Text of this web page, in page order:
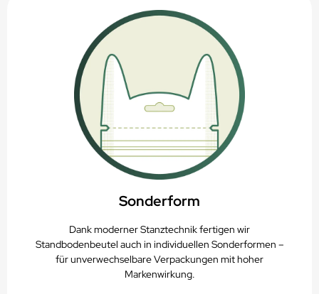
Sonderform
Dank moderner Stanztechnik fertigen wir
Standbodenbeutel auch in individuellen Sonderformen –
für unverwechselbare Verpackungen mit hoher
Markenwirkung.